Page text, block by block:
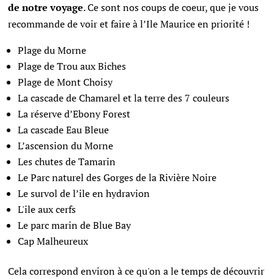
de notre voyage. Ce sont nos coups de coeur, que je vous
recommande de voir et faire à l’Ile Maurice en priorité !
Plage du Morne
Plage de Trou aux Biches
Plage de Mont Choisy
La cascade de Chamarel et la terre des 7 couleurs
La réserve d’Ebony Forest
La cascade Eau Bleue
L’ascension du Morne
Les chutes de Tamarin
Le Parc naturel des Gorges de la Rivière Noire
Le survol de l’ile en hydravion
L'ile aux cerfs
Le parc marin de Blue Bay
Cap Malheureux
Cela correspond environ à ce qu'on a le temps de découvrir